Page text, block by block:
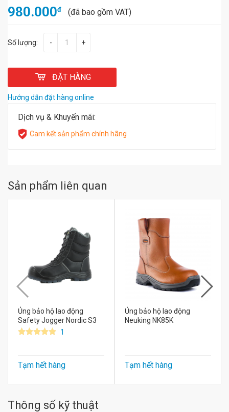
980.000đ (đã bao gồm VAT)
Số lượng: - +
ĐẶT HÀNG
Hướng dẫn đặt hàng online
Dịch vụ & Khuyến mãi:
Cam kết sản phẩm chính hãng
Sản phẩm liên quan
Ủng bảo hộ lao động
Safety Jogger Nordic S3
1
Tạm hết hàng
Ủng bảo hộ lao động
Neuking NK85K
Tạm hết hàng
Thông số kỹ thuật